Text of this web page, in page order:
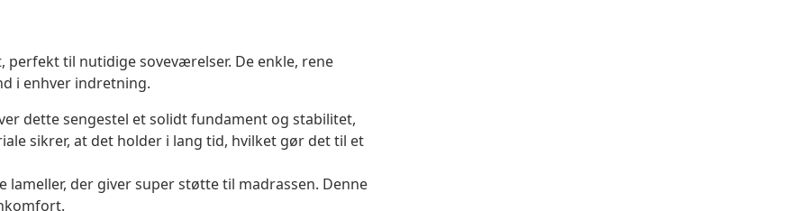
til nutidige soveværelser. De enkle, rene
i enhver indretning.
dette sengestel et solidt fundament og stabilitet,
sikrer, at det holder i lang tid, hvilket gør det til et
lameller, der giver super støtte til madrassen. Denne